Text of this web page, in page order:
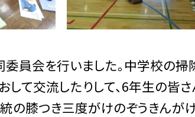
員会を行いました。中学校の掃
て交流したりして、6年生の皆
の膝つき三度がけのぞうきんが